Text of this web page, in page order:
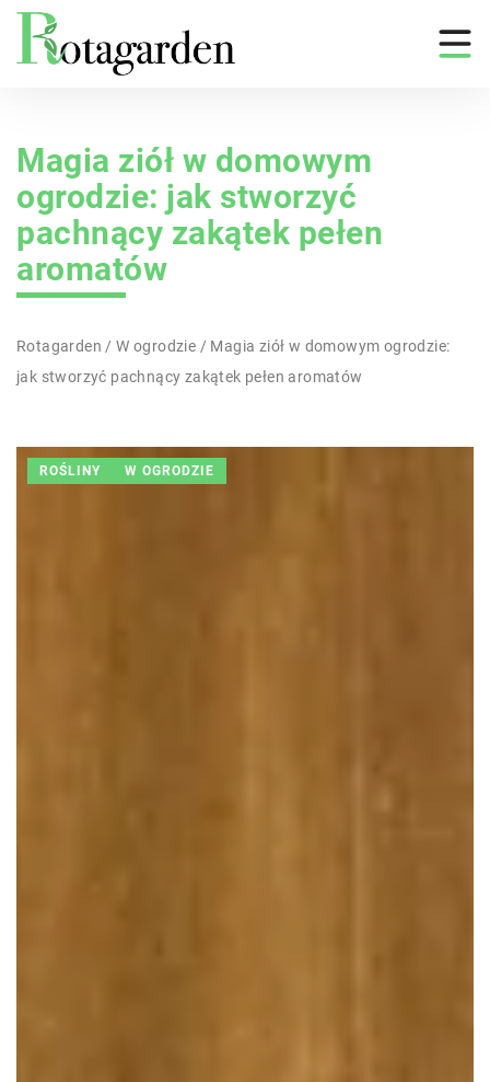
Magia ziół w domowym
ogrodzie: jak stworzyć
pachnący zakątek pełen
aromatów
Rotagarden /W ogrodzie / Magia ziół w domowym ogrodzie:
jak stworzyć pachnący zakątek pełen aromatów
ROŚLINY W OGRODZIE